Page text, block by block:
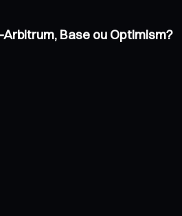
Base ou Optimism?